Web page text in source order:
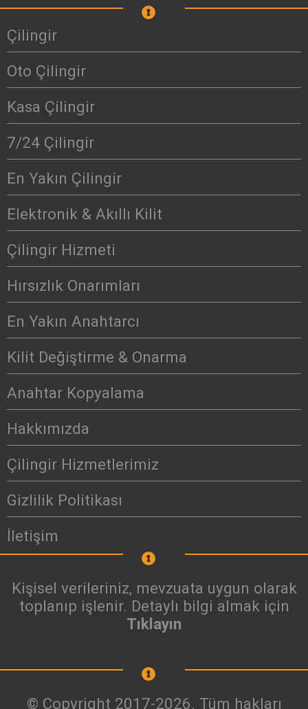
Çilingir
Oto Çilingir
Kasa Çilingir
7/24 Çilingir
En Yakın Çilingir
Elektronik & Akıllı Kilit
Çilingir Hizmeti
Hırsızlık Onarımları
En Yakın Anahtarcı
Kilit Değiştirme & Onarma
Anahtar Kopyalama
Hakkımızda
Çilingir Hizmetlerimiz
Gizlilik Politikası
İletişim
Kişisel verileriniz, mevzuata uygun olarak
toplanıp işlenir. Detaylı bilgi almak için
Tıklayın
© Copyright 2017-2026. Tüm hakları